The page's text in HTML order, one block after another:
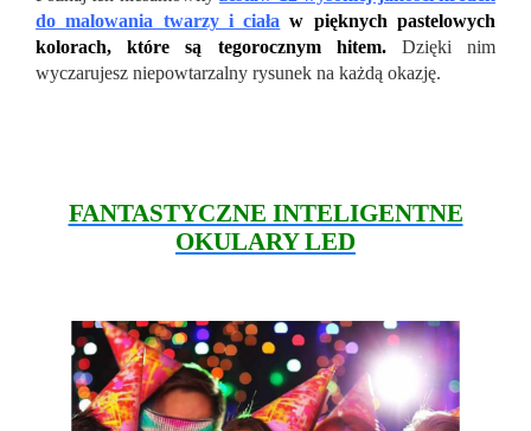
do malowania twarzy i ciała w pięknych pastelowych
kolorach, które są tegorocznym hitem.Dzięki nim
wyczarujesz niepowtarzalny rysunek na każdą okazję.
FANTASTYCZNE INTELIGENTNE
OKULARY LED